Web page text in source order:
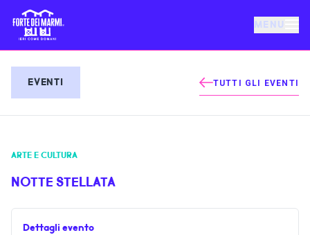
MENU
EVENTI
NOTIZIE
OSPITALITÀ
EVENTI TUTTI GLI EVENTI
ARTE E CULTURA
NOTTE STELLATA
Dettagli evento